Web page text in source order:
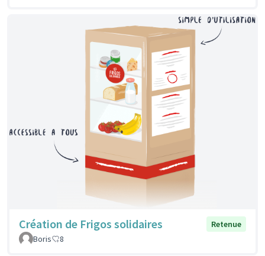
Création de Frigos solidaires
Retenue
Boris
8